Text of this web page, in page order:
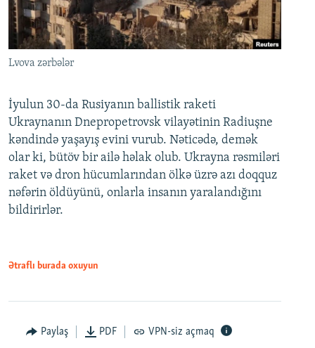
Lvova zərbələr
İyulun 30-da Rusiyanın ballistik raketi
Ukraynanın Dnepropetrovsk vilayətinin Radiuşne
kəndində yaşayış evini vurub. Nəticədə, demək
olar ki, bütöv bir ailə həlak olub. Ukrayna rəsmiləri
raket və dron hücumlarından ölkə üzrə azı doqquz
nəfərin öldüyünü, onlarla insanın yaralandığını
bildirirlər.
Ətraflı burada oxuyun
Paylaş PDF VPN-siz açmaq